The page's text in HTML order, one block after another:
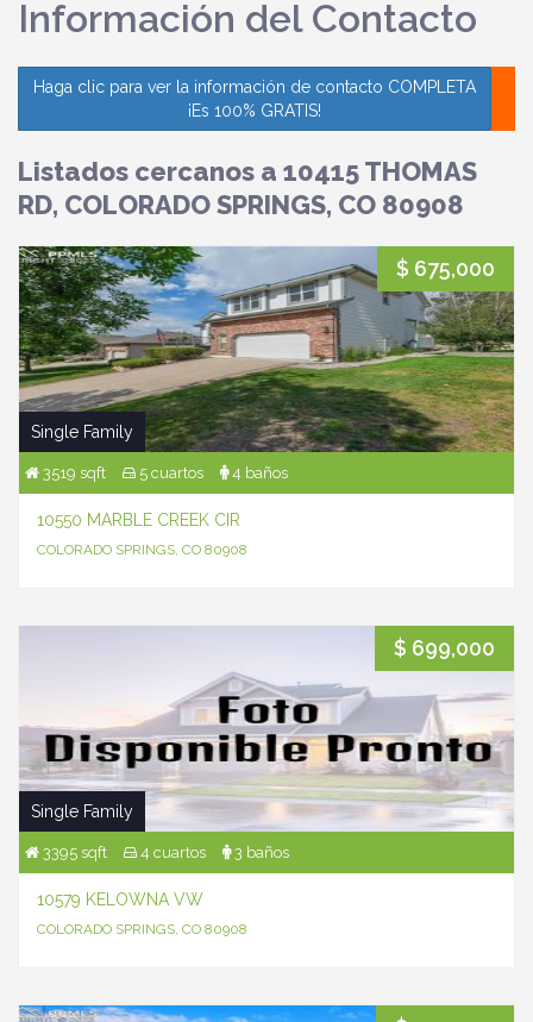
Información del Contacto
Haga clic para ver la información de contacto COMPLETA
¡Es 100% GRATIS!
Listados cercanos a 10415 THOMAS
RD, COLORADO SPRINGS, CO 80908
$ 675,000
Single Family
3519 sqft 5 cuartos 4 baños
10550 MARBLE CREEK CIR
COLORADO SPRINGS, CO 80908
$ 699,000
Single Family
3395 sqft 4 cuartos 3 baños
10579 KELOWNA VW
COLORADO SPRINGS, CO 80908